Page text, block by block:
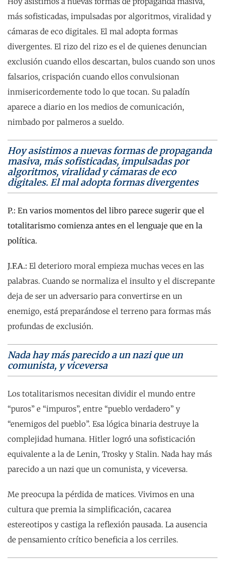
más sofisticadas, impulsadas por algoritmos, viralidad y
cámaras de eco digitales. El mal adopta formas
divergentes. El rizo del rizo es el de quienes denuncian
exclusión cuando ellos descartan, bulos cuando son unos
falsarios, crispación cuando ellos convulsionan
inmisericordemente todo lo que tocan. Su paladín
aparece a diario en los medios de comunicación,
nimbado por palmeros a sueldo.
Hoy asistimos a nuevas formas de propaganda
masiva, más sofisticadas, impulsadas por
algoritmos, viralidad y cámaras de eco
digitales. El mal adopta formas divergentes
P.: En varios momentos del libro parece sugerir que el
totalitarismo comienza antes en el lenguaje que en la
política.
J.F.A.: El deterioro moral empieza muchas veces en las
palabras. Cuando se normaliza el insulto y el discrepante
deja de ser un adversario para convertirse en un
enemigo, está preparándose el terreno para formas más
profundas de exclusión.
Nada hay más parecido a un nazi que un
comunista, y viceversa
Los totalitarismos necesitan dividir el mundo entre
“puros” e “impuros”, entre “pueblo verdadero” y
“enemigos del pueblo”. Esa lógica binaria destruye la
complejidad humana. Hitler logró una sofisticación
equivalente a la de Lenin, Trosky y Stalin. Nada hay más
parecido a un nazi que un comunista, y viceversa.
Me preocupa la pérdida de matices. Vivimos en una
cultura que premia la simplificación, cacarea
estereotipos y castiga la reflexión pausada. La ausencia
de pensamiento crítico beneficia a los cerriles.